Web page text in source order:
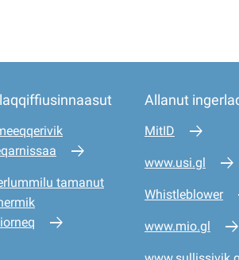
tamanut
Allanut
MitID
www.usi.gl
Whistleblower
www.mio.gl